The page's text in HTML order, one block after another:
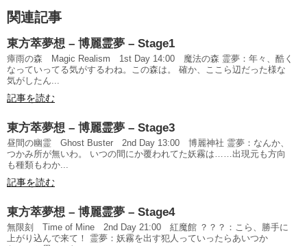
関連記事
東方萃夢想 – 博麗霊夢 – Stage1
瘴雨の森 Magic Realism 1st Day 14:00 魔法の森 霊夢：年々、酷く
なっていってる気がするわね。この森は。 確か、ここら辺だった様な
気がしたん...
記事を読む
東方萃夢想 – 博麗霊夢 – Stage3
昼間の幽霊 Ghost Buster 2nd Day 13:00 博麗神社 霊夢：なんか、
つかみ所が無いわ。 いつの間にか覆われてた妖霧は……出現元も方向
も種類もわか...
記事を読む
東方萃夢想 – 博麗霊夢 – Stage4
無限刻 Time of Mine 2nd Day 21:00 紅魔館 ？？？：こら、勝手に
上がり込んで来て！ 霊夢：妖霧を出す犯人っていったらあいつか